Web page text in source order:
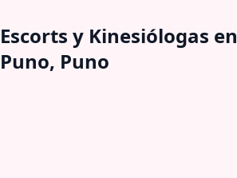
Escorts y Kinesiólogas en
Puno, Puno